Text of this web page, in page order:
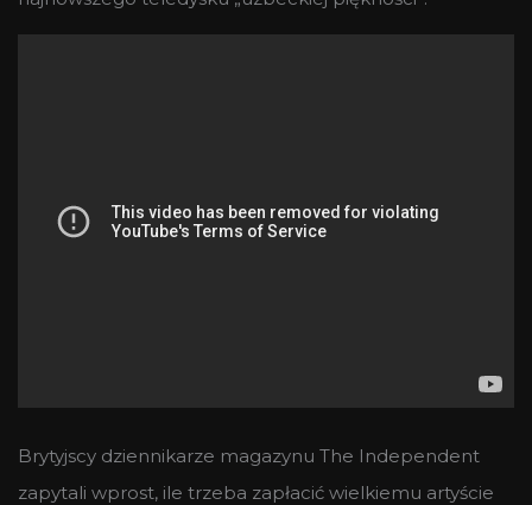
Brytyjscy dziennikarze magazynu The Independent
zapytali wprost, ile trzeba zapłacić wielkiemu artyście